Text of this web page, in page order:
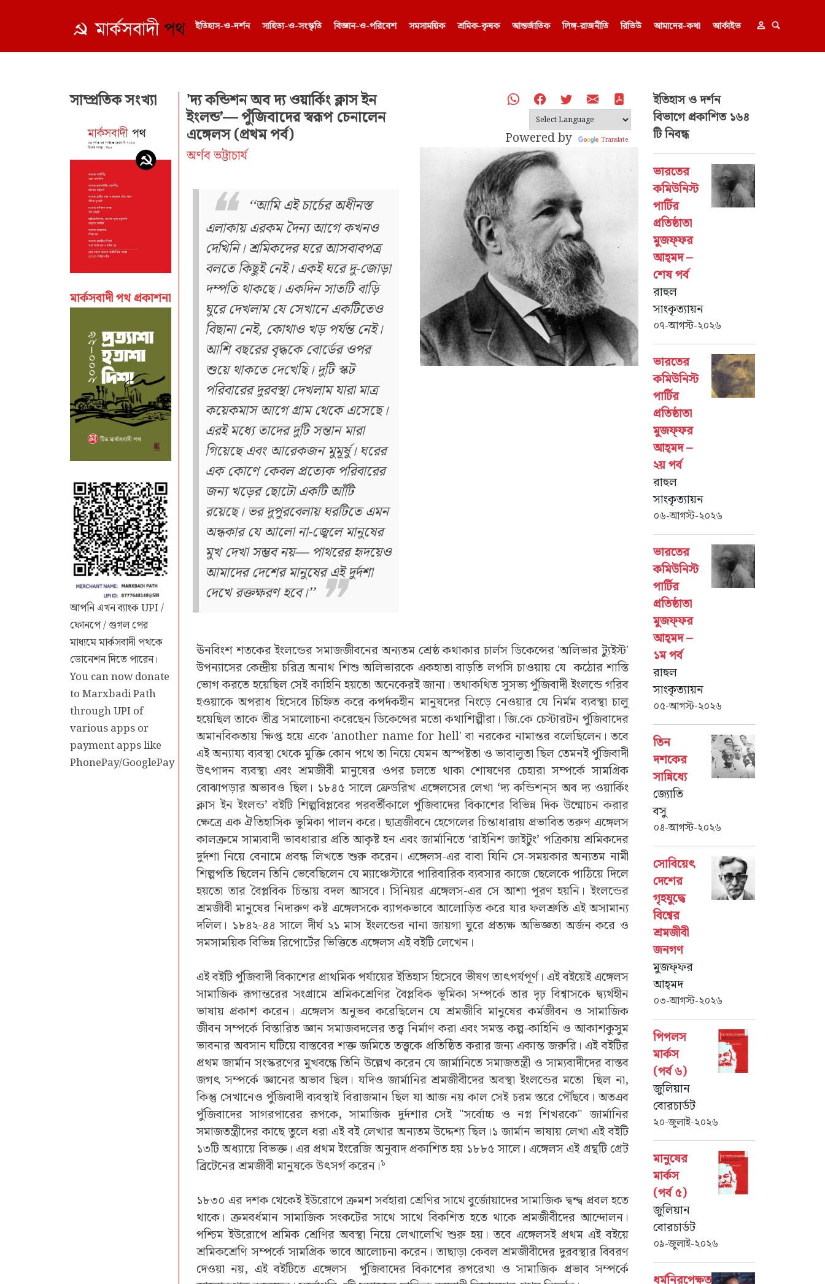
ইতিহাস-ও-দর্শন সাহিত্য-ও-সংস্কৃতি ⁠বিজ্ঞান-ও-পরিবেশ সমসাময়িক শ্রমিক-কৃষক আন্তর্জাতিক লিঙ্গ-রাজনীতি রিভিউ আমাদের-কথা আর্কাইভ
সাম্প্রতিক সংখ্যা
মার্কসবাদী পথ প্রকাশনা
আপনি এখন ব্যাংক UPI /
ফোনপে / গুগল পের
মাধ্যমে মার্কসবাদী পথকে
ডোনেশন দিতে পারেন।
You can now donate
to Marxbadi Path
through UPI of
various apps or
payment apps like
PhonePay/GooglePay
'দ্য কন্ডিশন অব দ্য ওয়ার্কিং ক্লাস ইন
ইংলন্ড’— পুঁজিবাদের স্বরূপ চেনালেন
এঙ্গেলস (প্রথম পর্ব)
অর্ণব ভট্টাচার্য
‘‘আমি এই চার্চের অধীনস্ত
এলাকায় এরকম দৈন্য আগে কখনও
দেখিনি। শ্রমিকদের ঘরে আসবাবপত্র
বলতে কিছুই নেই। একই ঘরে দু-জোড়া
দম্পতি থাকছে। একদিন সাতটি বাড়ি
ঘুরে দেখলাম যে সেখানে একটিতেও
বিছানা নেই, কোথাও খড় পর্যন্ত নেই।
আশি বছরের বৃদ্ধকে বোর্ডের ওপর
শুয়ে থাকতে দে‍‌খেছি। দুটি স্কট
পরিবারের দুরবস্থা দেখলাম যারা মাত্র
কয়েকমাস আগে গ্রাম থেকে এসেছে।
এরই মধ্যে তাদের দুটি সন্তান মারা
গিয়েছে এবং আরেকজন মুমূর্ষু। ঘরের
এক কোণে কেবল প্রত্যেক পরিবারের
জন্য খড়ের ছোটো একটি আঁটি
রয়েছে। ভর দুপুরবেলায় ঘরটিতে এমন
অন্ধকার যে আলো না-জ্বেলে মানুষের
মুখ দেখা সম্ভব নয়— পাথরের হৃদয়েও
আমাদের দেশের মানুষের এই দুর্দশা
দেখে রক্তক্ষরণ হবে।’’
Powered by Translate
ঊনবিংশ শতকের ইংলন্ডের সমাজজীবনের অন্যতম শ্রেষ্ঠ কথাকার চার্লস ডিকেন্সের 'অলিভার ট্যুইস্ট'
উপন্যাসের কেন্দ্রীয় চরিত্র অনাথ শিশু অলিভারকে একহাতা বাড়তি লপসি চাওয়ায় যে কঠোর শাস্তি
ভোগ করতে হয়েছিল সেই কাহিনি হয়তো অনেকেরই জানা। তথাকথিত সুসভ্য পুঁজিবাদী ইংলন্ডে গরিব
হওয়াকে অপরাধ হিসেবে চিহ্নিত করে কপর্দকহীন মানুষদের নিংড়ে নেওয়ার যে নির্মম ব্যবস্থা চালু
হয়েছিল তাকে তীব্র সমালোচনা করেছেন ডিকেন্সের মতো কথাশিল্পীরা। জি.কে চেস্টারটন পুঁজিবাদের
অমানবিকতায় ক্ষিপ্ত হয়ে একে 'another name for hell' বা নরকের নামান্তর বলেছিলেন। তবে
এই অন্যায্য ব্যবস্থা থেকে মুক্তি কোন পথে তা নিয়ে যেমন অস্পষ্টতা ও ভাবালুতা ছিল তেমনই পুঁজিবাদী
উৎপাদন ব্যবস্থা এবং শ্রমজীবী মানুষের ওপর চলতে থাকা শোষণের চেহারা সম্পর্কে সামগ্রিক
বোঝাপড়ার অভাবও ছিল। ১৮৪৫ সালে ফ্রেডরিখ এঙ্গেলসের লেখা ‘দ্য কন্ডিশন্‌স অব দ্য ওয়ার্কিং
ক্লাস ইন ইংলন্ড’ বইটি শিল্পবিপ্লবের পরবর্তীকালে পুঁজিবাদের বিকাশের বিভিন্ন দিক উন্মোচন করার
ক্ষেত্রে এক ঐতিহাসিক ভূমিকা পালন করে। ছাত্রজীবনে হেগেলের চিন্তাধারায় প্রভাবিত তরুণ এঙ্গেলস
কালক্রমে সাম্যবাদী ভাবধারার প্রতি আকৃষ্ট হন এবং জার্মানিতে ‘রাইনিশ জাইটুং’ পত্রিকায় শ্রমিকদের
দুর্দশা নিয়ে বেনামে প্রবন্ধ লিখতে শুরু করেন। এঙ্গেলস-এর বাবা যিনি সে-সময়কার অন্যতম নামী
শিল্পপতি ছিলেন তিনি ভেবেছিলেন যে ম্যাঞ্চেস্টারে পারিবারিক ব্যবসার কাজে ছেলেকে পাঠিয়ে দিলে
হয়তো তার বৈপ্লবিক চিন্তায় বদল আসবে। সিনিয়র এঙ্গেলস-এর সে আশা পূরণ হয়নি। ইংলন্ডের
শ্রমজীবী মানুষের নিদারুণ কষ্ট এঙ্গেলসকে ব্যাপকভাবে আলোড়িত করে যার ফলশ্রুতি এই অসামান্য
দলিল। ১৮৪২-৪৪ সালে দীর্ঘ ২১ মাস ইংলন্ডের নানা জায়গা ঘুরে প্রত্যক্ষ অভিজ্ঞতা অর্জন করে ও
সমসাময়িক বিভিন্ন রিপোর্টের ভিত্তিতে এঙ্গেলস এই বইটি লেখেন।
এই বইটি পুঁজিবাদী বিকাশের প্রাথমিক পর্যায়ের ইতিহাস হিসেবে ভীষণ তাৎপর্যপূর্ণ। এই বইয়েই এঙ্গেলস
সামাজিক রূপান্তরের সংগ্রামে শ্রমিকশ্রেণির বৈপ্লবিক ভূমিকা সম্পর্কে তার দৃঢ় বিশ্বাসকে দ্ব্যর্থহীন
ভাষায় প্রকাশ করেন। এঙ্গেলস অনুভব করেছিলেন যে শ্রমজীবি মানুষের কর্মজীবন ও সামাজিক
জীবন সম্পর্কে বিস্তারিত জ্ঞান সমাজবদলের তত্ত্ব নির্মাণ করা এবং সমস্ত কল্প-কাহিনি ও আকাশকুসুম
ভাবনার অবসান ঘটিয়ে বাস্তবের শক্ত জমিতে তত্ত্বকে প্রতিষ্ঠিত করার জন্য একান্ত জরুরি। এই বইটির
প্রথম জার্মান সংস্করণের মুখবন্ধে তিনি উল্লেখ করেন যে জার্মানিতে সমাজতন্ত্রী ও সাম্যবাদীদের বাস্তব
জগৎ সম্পর্কে জ্ঞানের অভাব ছিল। যদিও জার্মানির শ্রমজীবীদের অবস্থা ইংলন্ডের মতো ছিল না,
কিন্তু সেখানেও পুঁজিবাদী ব্যবস্থাই বিরাজমান ছিল যা আজ নয় কাল সেই চরম স্তরে পৌঁছবে। অতএব
পুঁজিবাদের সাগরপারের রূপকে, সামাজিক দুর্দশার সেই "সর্বোচ্চ ও নগ্ন শিখরকে" জার্মানির
সমাজতন্ত্রীদের কাছে তুলে ধরা এই বই লেখার অন্যতম উদ্দেশ্য ছিল।১ জার্মান ভাষায় লেখা এই বইটি
১৩টি অধ্যায়ে বিভক্ত। এর প্রথম ইংরেজি অনুবাদ প্রকাশিত হয় ১৮৮৫ সালে। এঙ্গেলস এই গ্রন্থটি গ্রেট
ব্রিটেনের শ্রমজীবী মানুষকে উৎসর্গ করেন।১
১৮৩০ এর দশক থেকেই ইউরোপে ক্রমশ সর্বহারা শ্রেণির সাথে বুর্জোয়াদের সামাজিক দ্বন্দ্ব প্রবল হতে
থাকে। ক্রমবর্ধমান সামাজিক সংকটের সাথে সাথে বিকশিত হতে থাকে শ্রমজীবীদের আন্দোলন।
পশ্চিম ইউরোপে শ্রমিক শ্রেণির অবস্থা নিয়ে লেখালেখি শুরু হয়। তবে এঙ্গেলসই প্রথম এই বইয়ে
শ্রমিকশ্রেণি সম্পর্কে সামগ্রিক ভাবে আলোচনা করেন। তাছাড়া কেবল শ্রমজীবীদের দুরবস্থার বিবরণ
দেওয়া নয়, এই বইটিতে এঙ্গেলস পুঁজিবাদের বিকাশের রূপরেখা ও সামাজিক প্রভাব সম্পর্কে
ইতিহাস ও দর্শন
বিভাগে প্রকাশিত ১৬৪
টি নিবন্ধ
ভারতের
কমিউনিস্ট
পার্টির
প্রতিষ্ঠাতা
মুজফ্‌ফর
আহ্‌মদ –
শেষ পর্ব
রাহুল
সাংকৃত্যায়ন
০৭-আগস্ট-২০২৬
ভারতের
কমিউনিস্ট
পার্টির
প্রতিষ্ঠাতা
মুজফ্‌ফর
আহ্‌মদ –
২য় পর্ব
রাহুল
সাংকৃত্যায়ন
০৬-আগস্ট-২০২৬
ভারতের
কমিউনিস্ট
পার্টির
প্রতিষ্ঠাতা
মুজফ্‌ফর
আহ্‌মদ –
১ম পর্ব
রাহুল
সাংকৃত্যায়ন
০৫-আগস্ট-২০২৬
তিন
দশকের
সান্নিধ্যে
জ্যোতি
বসু
০৪-আগস্ট-২০২৬
সোবিয়েৎ
দেশের
গৃহযুদ্ধে
বিশ্বের
শ্রমজীবী
জনগণ
মুজফ্‌ফর
আহ্‌মদ
০৩-আগস্ট-২০২৬
পিপলস
মার্কস
(পর্ব ৬)
জুলিয়ান
বোরচার্ডট
২০-জুলাই-২০২৬
মানুষের
মার্কস
(পর্ব ৫)
জুলিয়ান
বোরচার্ডট
০৯-জুলাই-২০২৬